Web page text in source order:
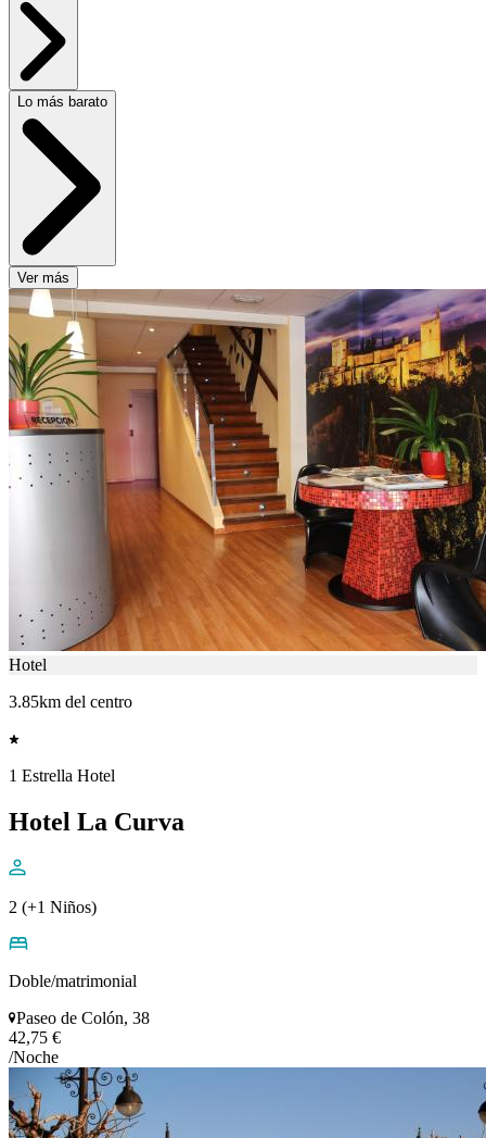
Lo más barato
Ver más
Hotel
3.85km del centro
1 Estrella Hotel
Hotel La Curva
2 (+1 Niños)
Doble/matrimonial
Paseo de Colón, 38
42,75 €
/Noche